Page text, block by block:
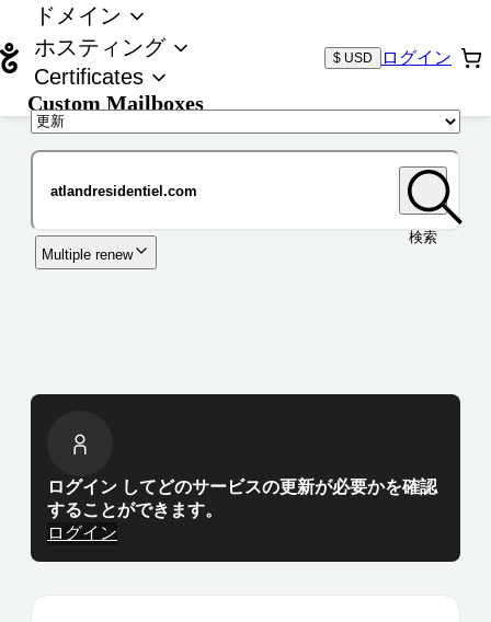
ドメイン
ホスティング
Certificates
Custom Mailboxes
$ USD ログイン
検索
Multiple renew
ログイン してどのサービスの更新が必要かを確認
することができます。
ログイン